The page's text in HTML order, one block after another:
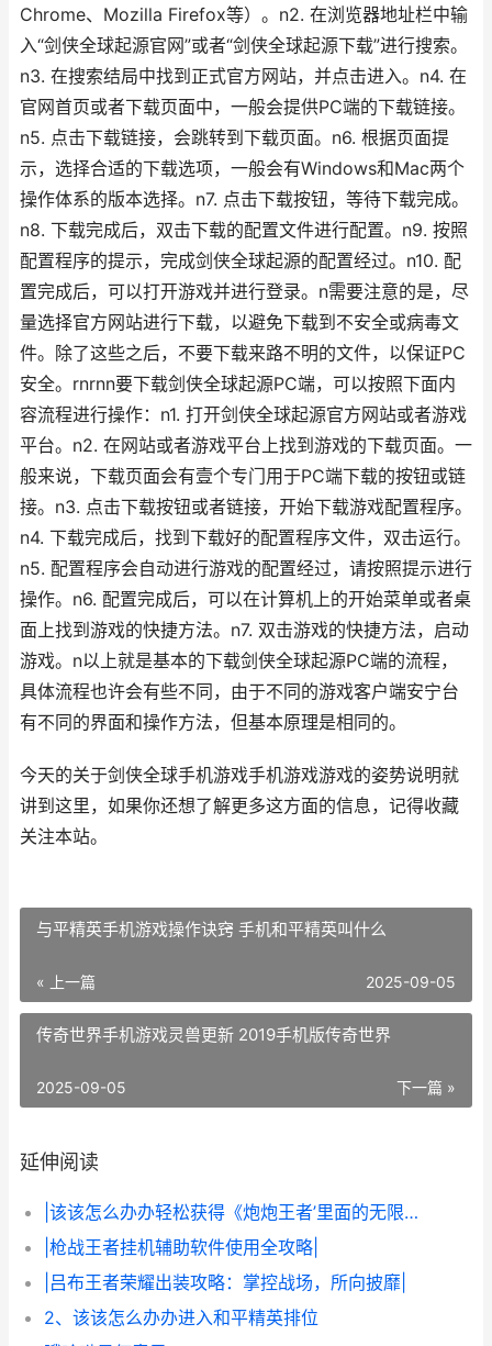
Chrome、Mozilla Firefox等）。n2. 在浏览器地址栏中输
入“剑侠全球起源官网”或者“剑侠全球起源下载”进行搜索。
n3. 在搜索结局中找到正式官方网站，并点击进入。n4. 在
官网首页或者下载页面中，一般会提供PC端的下载链接。
n5. 点击下载链接，会跳转到下载页面。n6. 根据页面提
示，选择合适的下载选项，一般会有Windows和Mac两个
操作体系的版本选择。n7. 点击下载按钮，等待下载完成。
n8. 下载完成后，双击下载的配置文件进行配置。n9. 按照
配置程序的提示，完成剑侠全球起源的配置经过。n10. 配
置完成后，可以打开游戏并进行登录。n需要注意的是，尽
量选择官方网站进行下载，以避免下载到不安全或病毒文
件。除了这些之后，不要下载来路不明的文件，以保证PC
安全。rnrnn要下载剑侠全球起源PC端，可以按照下面内
容流程进行操作：n1. 打开剑侠全球起源官方网站或者游戏
平台。n2. 在网站或者游戏平台上找到游戏的下载页面。一
般来说，下载页面会有壹个专门用于PC端下载的按钮或链
接。n3. 点击下载按钮或者链接，开始下载游戏配置程序。
n4. 下载完成后，找到下载好的配置程序文件，双击运行。
n5. 配置程序会自动进行游戏的配置经过，请按照提示进行
操作。n6. 配置完成后，可以在计算机上的开始菜单或者桌
面上找到游戏的快捷方法。n7. 双击游戏的快捷方法，启动
游戏。n以上就是基本的下载剑侠全球起源PC端的流程，
具体流程也许会有些不同，由于不同的游戏客户端安宁台
有不同的界面和操作方法，但基本原理是相同的。
今天的关于剑侠全球手机游戏手机游戏游戏的姿势说明就
讲到这里，如果你还想了解更多这方面的信息，记得收藏
关注本站。
与平精英手机游戏操作诀窍 手机和平精英叫什么
« 上一篇 2025-09-05
传奇世界手机游戏灵兽更新 2019手机版传奇世界
下一篇 »
2025-09-05
延伸阅读
|该该怎么办办轻松获得《炮炮王者’里面的无限金币和星星|
|枪战王者挂机辅助软件使用全攻略|
|吕布王者荣耀出装攻略：掌控战场，所向披靡|
2、该该怎么办办进入和平精英排位